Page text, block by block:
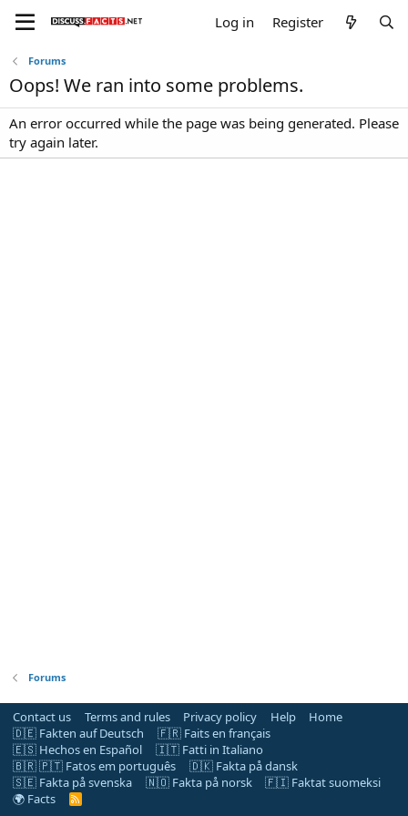
Log in Register
Forums
Oops! We ran into some problems.
An error occurred while the page was being generated. Please
try again later.
Forums
Contact us Terms and rules Privacy policy Help
Home
🇩🇪 Fakten auf Deutsch
🇫🇷 Faits en français
🇪🇸 Hechos en Español
🇮🇹 Fatti in Italiano
🇧🇷 🇵🇹 Fatos em português
🇩🇰 Fakta på dansk
🇸🇪 Fakta på svenska
🇳🇴 Fakta på norsk
🇫🇮 Faktat suomeksi
🌍 Facts
R